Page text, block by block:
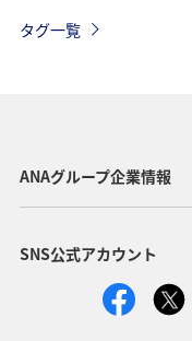
ワーケーション
日本の歴史・文化・芸術
シドニー
タグ一覧
ANAグループ企業情報
SNS公式アカウント